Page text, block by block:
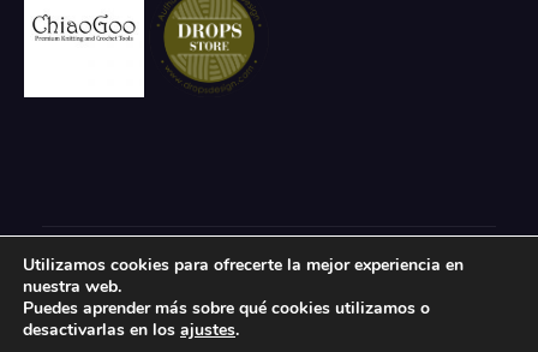
Todos los derechos reservados.
eCommerce Gem porProDesigns
Utilizamos cookies para ofrecerte la mejor experiencia en
nuestra web.
Puedes aprender más sobre qué cookies utilizamos o
desactivarlas en los ajustes.